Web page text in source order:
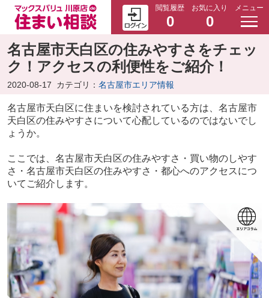
閲覧履歴
0
お気に入り
0
メニュー
名古屋市天白区の住みやすさをチェッ
ク！アクセスの利便性をご紹介！
2020-08-17 カテゴリ： 名古屋市エリア情報
名古屋市天白区に住まいを検討されている方は、名古屋市
天白区の住みやすさについて心配しているのではないでし
ょうか。
ここでは、名古屋市天白区の住みやすさ・買い物のしやす
さ・名古屋市天白区の住みやすさ・都心へのアクセスにつ
いてご紹介します。